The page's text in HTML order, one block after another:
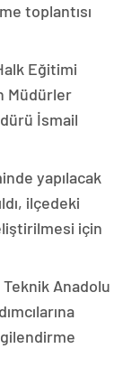
toplantısı
Eğitimi
Müdürler
İsmail
yapılacak
ilçedeki
için
Teknik Anadolu